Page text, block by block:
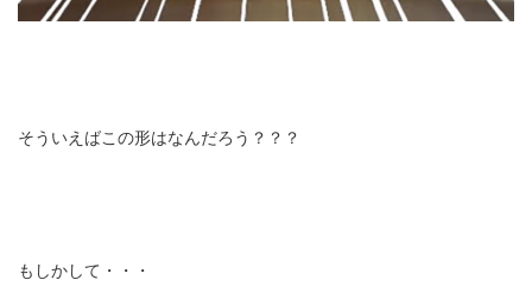
そういえばこの形はなんだろう？？？
もしかして・・・